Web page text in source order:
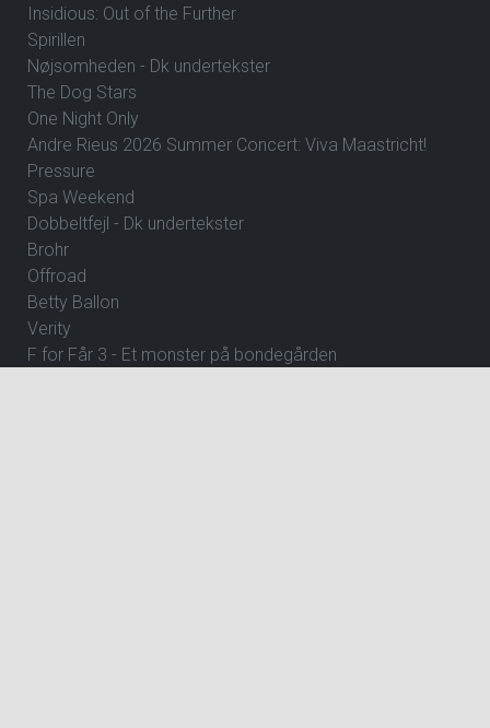
Insidious: Out of the Further
Spirillen
Nøjsomheden - Dk undertekster
The Dog Stars
One Night Only
Andre Rieus 2026 Summer Concert: Viva Maastricht!
Pressure
Spa Weekend
Dobbeltfejl - Dk undertekster
Brohr
Offroad
Betty Ballon
Verity
F for Får 3 - Et monster på bondegården